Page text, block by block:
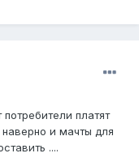
платят
и мачты для
....